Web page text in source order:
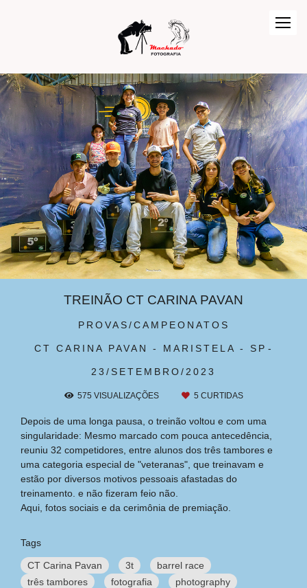
PROVAS/CAMPEONATOS
CT CARINA PAVAN - MARISTELA - SP
23/SETEMBRO/2023
TREINÃO CT CARINA PAVAN
575 VISUALIZAÇÕES 5 CURTIDAS
Depois de uma longa pausa, o treinão voltou e com uma
singularidade: Mesmo marcado com pouca antecedência,
reuniu 32 competidores, entre alunos dos três tambores e
uma categoria especial de "veteranas", que treinavam e
estão por diversos motivos pessoais afastadas do
treinamento. e não fizeram feio não.
Aqui, fotos sociais e da cerimônia de premiação.
Tags
CT Carina Pavan 3t
barrel race
três tambores
fotografia
photography